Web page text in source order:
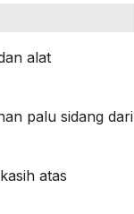
alat
palu sidang dari
atas